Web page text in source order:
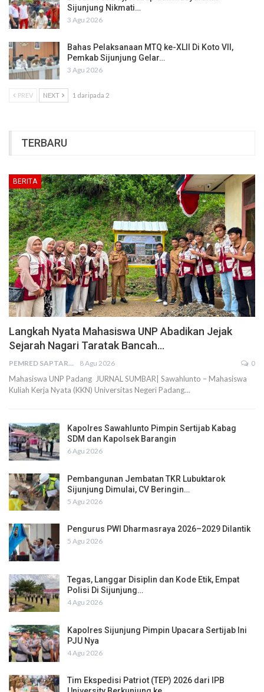
Sijunjung Nikmati…
3 Agu 2026
Bahas Pelaksanaan MTQ ke-XLII Di Koto VII,
Pemkab Sijunjung Gelar…
3 Agu 2026
PREV NEXT 1 daripada 2
TERBARU
BERITA
Langkah Nyata Mahasiswa UNP Abadikan Jejak
Sejarah Nagari Taratak Bancah…
PEMRED SAPTARIUS 8 Agu 2026 0
Mahasiswa UNP Padang JURNAL SUMBAR| Sawahlunto – Mahasiswa
Kuliah Kerja Nyata (KKN) Universitas Negeri Padang…
Kapolres Sawahlunto Pimpin Sertijab Kabag
SDM dan Kapolsek Barangin
6 Agu 2026
Pembangunan Jembatan TKR Lubuktarok
Sijunjung Dimulai, CV Beringin…
5 Agu 2026
Pengurus PWI Dharmasraya 2026–2029 Dilantik
5 Agu 2026
Tegas, Langgar Disiplin dan Kode Etik, Empat
Polisi Di Sijunjung…
4 Agu 2026
Kapolres Sijunjung Pimpin Upacara Sertijab Ini
PJU Nya
4 Agu 2026
Tim Ekspedisi Patriot (TEP) 2026 dari IPB